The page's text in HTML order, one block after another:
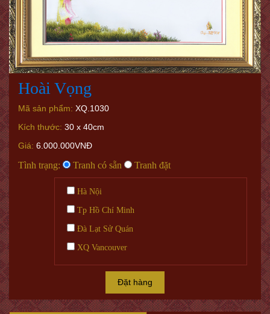
Hoài Vọng
Mã sản phẩm: XQ.1030
Kích thước: 30 x 40cm
Giá: 6.000.000VNĐ
Tình trạng: Tranh có sẵn Tranh đặt
Hà Nội
Tp Hồ Chí Minh
Đà Lạt Sử Quán
XQ Vancouver
Đặt hàng